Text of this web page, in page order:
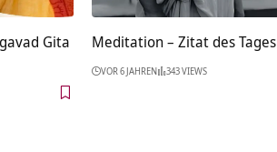
Gita
Meditation – Zitat des Tages
VOR 6 JAHREN 343 VIEWS